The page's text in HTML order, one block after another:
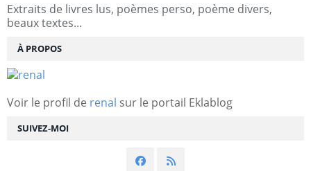
SUIVEZ-MOI
Extraits de livres lus, poèmes perso, poème divers,
beaux textes...
À PROPOS
Voir le profil de renal sur le portail Eklablog